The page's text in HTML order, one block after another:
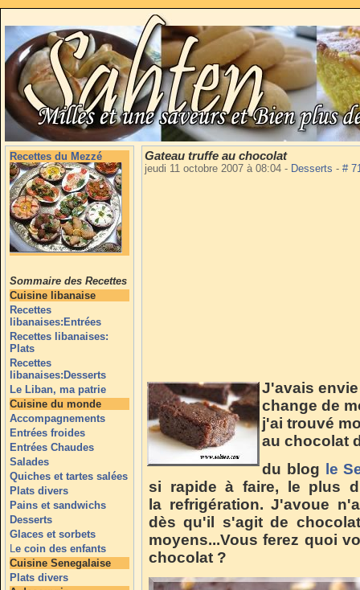
Recettes du Mezzé
Sommaire des Recettes
Cuisine libanaise
Recettes
libanaises:Entrées
Recettes libanaises:
Plats
Recettes
libanaises:Desserts
Le Liban, ma patrie
Cuisine du monde
Accompagnements
Entrées froides
Entrées Chaudes
Salades
Quiches et tartes salées
Plats divers
Pains et sandwichs
Desserts
Glaces et sorbets
Le coin des enfants
Cuisine Senegalaise
Plats divers
Gateau truffe au chocolat
jeudi 11 octobre 2007 à 08:04 - Desserts - #
J'avais
change de
j'ai trouvé
au chocolat
du blog
le
si rapide à faire, le plus
la refrigération. J'avoue
dès qu'il s'agit de
moyens...Vous ferez quoi
chocolat ?